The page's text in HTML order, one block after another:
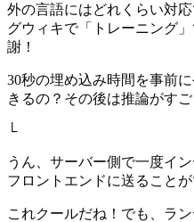
外の言語にはどれくらい対応
グウィキで「トレーニング
謝！
30秒の埋め込み時間を事前
きるの？その後は推論がすご
└
うん、サーバー側で一度イ
フロントエンドに送ることが
これクールだね！でも、ラ